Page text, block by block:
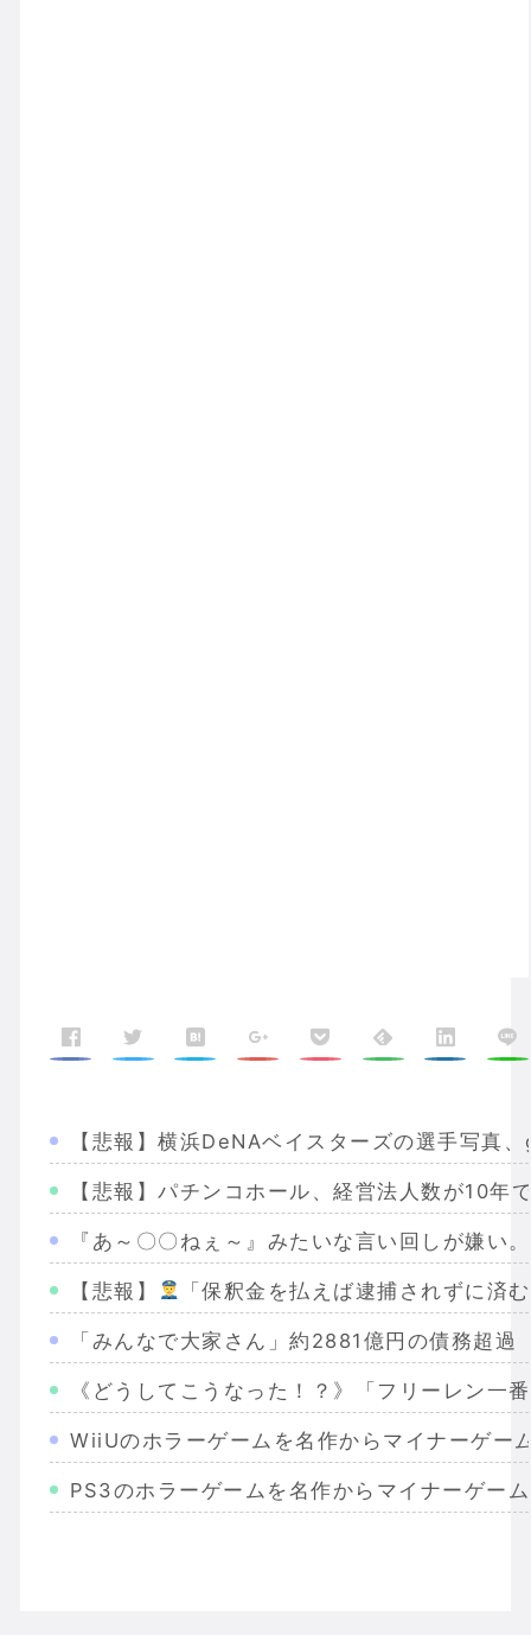
【悲報】横浜DeNAベイスターズの選手写真
【悲報】パチンコホール、経営法人数が10
『あ～〇〇ねぇ～』みたいな言い回しが嫌い
【悲報】 「保釈金を払えば逮捕されずに済
「みんなで大家さん」約2881億円の債務超過
《どうしてこうなった！？》「フリーレン
WiiUのホラーゲームを名作からマイナーゲー
PS3のホラーゲームを名作からマイナーゲー